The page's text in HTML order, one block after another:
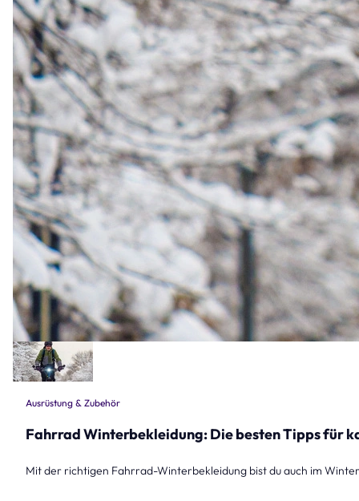
Ausrüstung & Zubehör
Fahrrad Winterbekleidung: Die besten Tipps für
Mit der richtigen Fahrrad-Winterbekleidung bist du auch im